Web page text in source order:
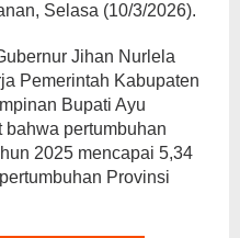
Selasa (10/3/2026).
Jihan Nurlela
Pemerintah Kabupaten
Bupati Ayu
bahwa pertumbuhan
2025 mencapai 5,34
Provinsi